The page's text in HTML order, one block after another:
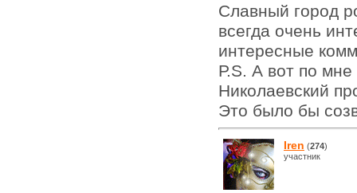
Cлавный город
всегда очень
интересные
Р.S. А вот по
Николаевский
Это было бы
Iren (274)
участник